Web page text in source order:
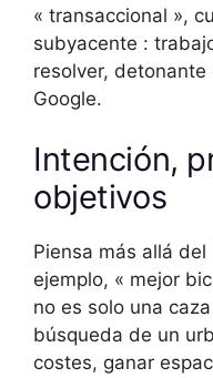
« transaccional »,
subyacente :
resolver, detonante
Google.
Intención,
objetivos
Piensa más allá
ejemplo, « mejor
no es solo una
búsqueda de un
costes, ganar